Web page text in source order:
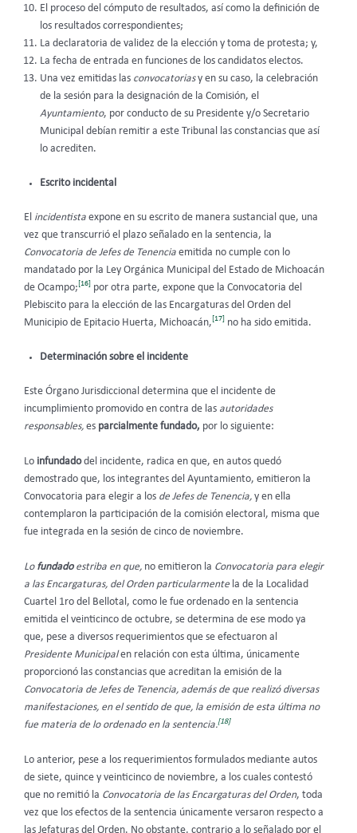
El proceso del cómputo de resultados, así como la definición de
los resultados correspondientes;
La declaratoria de validez de la elección y toma de protesta; y,
La fecha de entrada en funciones de los candidatos electos.
Una vez emitidas las convocatoriasy en su caso, la celebración
de la sesión para la designación de la Comisión, el
Ayuntamiento, por conducto de su Presidente y/o Secretario
Municipal debían remitir a este Tribunal
las constancias que así
lo acrediten.
Escrito incidental
El incidentista expone en su escrito de manera sustancial que, una
vez que transcurrió el plazo señalado en la sentencia, la
Convocatoria de Jefes de Tenencia emitida no cumple con lo
mandatado por la Ley Orgánica Municipal del Estado de Michoacán
de Ocampo; [16]
por otra parte, expone que la Convocatoria del
Plebiscito para la elección de las Encargaturas del Orden del
Municipio de Epitacio Huerta, Michoacán, [17] no ha sido emitida.
Determinación sobre el incidente
Este Órgano Jurisdiccional determina que el incidente de
incumplimiento promovido en contra de las autoridades
responsables, es parcialmente fundado, por lo siguiente:
Lo infundadodel incidente, radica en que, en autos quedó
demostrado que, los integrantes del Ayuntamiento, emitieron la
Convocatoria para elegir a los de Jefes de Tenencia, y en ella
contemplaron la participación de la comisión electoral, misma que
fue integrada en la sesión de cinco de noviembre.
Lofundado estriba en que, no emitieron la Convocatoria para elegir
a las Encargaturas, del Orden particularmentela de la Localidad
Cuartel 1ro del Bellotal, como le fue ordenado en la sentencia
emitida el veinticinco de octubre, se determina de ese modo ya
que, pese a diversos requerimientos que se efectuaron al
Presidente Municipalen relación con esta última, únicamente
proporcionó las constancias que acreditan la emisión de la
Convocatoria de Jefes de Tenencia, además de que realizó diversas
manifestaciones, en el sentido de que, la emisión de esta última no
fue materia de lo ordenado en la sentencia.[18]
Lo anterior, pese a los requerimientos formulados mediante autos
de siete, quince y veinticinco de noviembre, a los cuales contestó
que no remitió la Convocatoria de las Encargaturas del Orden, toda
vez que los efectos de la sentencia únicamente versaron respecto a
las Jefaturas del Orden. No obstante, contrario a lo señalado por el